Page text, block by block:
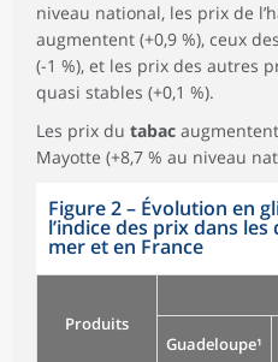
niveau national, les prix de
augmentent (+0,9 %), ceux
(-1 %), et les prix des autres
quasi stables (+0,1 %).
Les prix du tabac
Mayotte (+8,7 % au niveau
Figure 2– Évolution en
l’indice des prix dans
mer et en France
Produits
Guadeloupe¹